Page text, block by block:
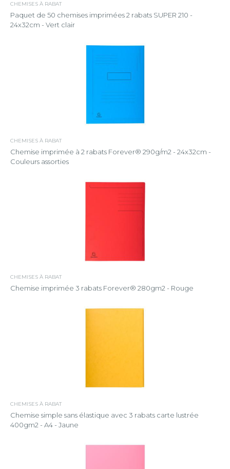
CHEMISES À RABAT
Paquet de 50 chemises imprimées 2 rabats SUPER 210 -
24x32cm - Vert clair
CHEMISES À RABAT
Chemise imprimée à 2 rabats Forever® 290g/m2 - 24x32cm -
Couleurs assorties
CHEMISES À RABAT
Chemise imprimée 3 rabats Forever® 280gm2 - Rouge
CHEMISES À RABAT
Chemise simple sans élastique avec 3 rabats carte lustrée
400gm2 - A4 - Jaune